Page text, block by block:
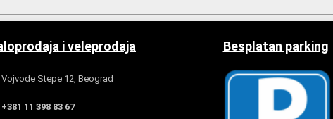
i veleprodaja
Vojvode Stepe 12, Beograd
+381 11 398 83 67
Besplatan parking